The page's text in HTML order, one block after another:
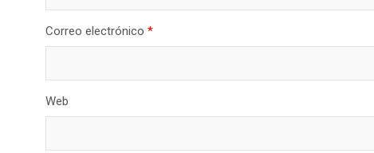
Correo electrónico *
Web